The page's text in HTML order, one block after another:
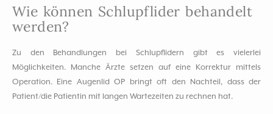
Wie können Schlupflider behandelt
werden?
Zu den Behandlungen bei Schlupflidern gibt es vielerlei
Möglichkeiten. Manche Ärzte setzen auf eine Korrektur mittels
Operation. Eine Augenlid OP bringt oft den Nachteil, dass der
Patient/die Patientin mit langen Wartezeiten zu rechnen hat.